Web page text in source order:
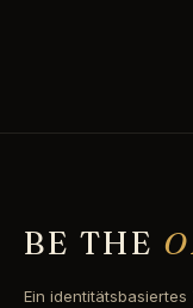
BE THE
Ein